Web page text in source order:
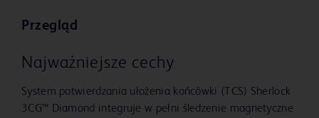
Przegląd
Najważniejsze cechy
System potwierdzania ułożenia końcówki (TCS) Sherlock
3CG™ Diamond integruje w pełni śledzenie magnetyczne